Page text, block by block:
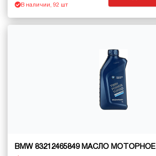
В наличии, 92 шт
BMW 83212465849 МАСЛО МОТОРНОЕ